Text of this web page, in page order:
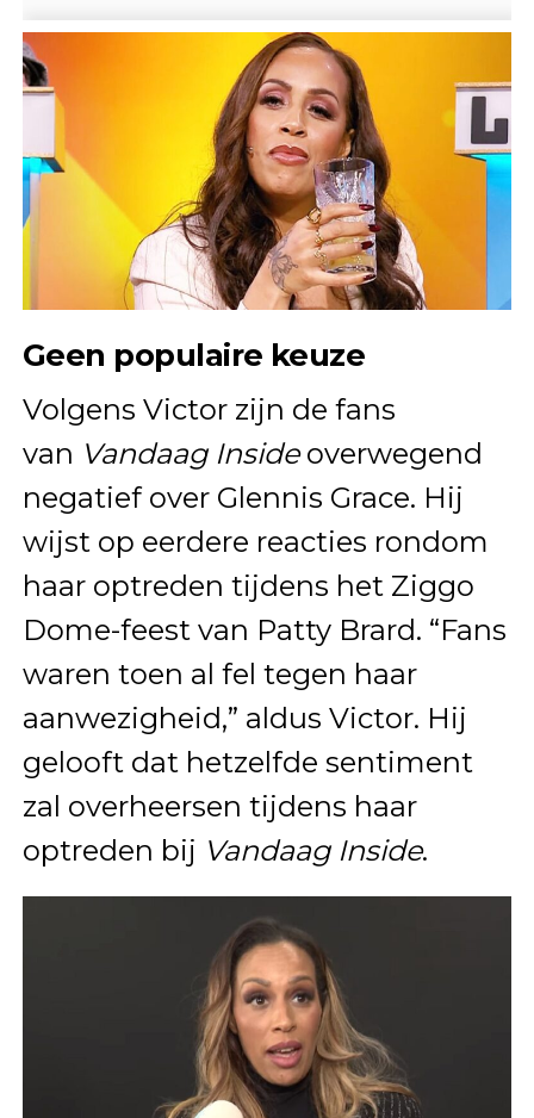
Geen populaire keuze
Volgens Victor zijn de fans
van Vandaag Insideoverwegend
negatief over Glennis Grace. Hij
wijst op eerdere reacties rondom
haar optreden tijdens het Ziggo
Dome-feest van Patty Brard. “Fans
waren toen al fel tegen haar
aanwezigheid,” aldus Victor. Hij
gelooft dat hetzelfde sentiment
zal overheersen tijdens haar
optreden bij Vandaag Inside.